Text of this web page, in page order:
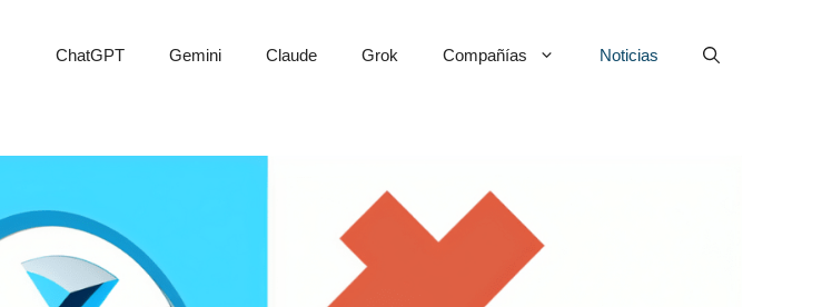
ChatGPT Gemini Claude Grok Compañías Noticias